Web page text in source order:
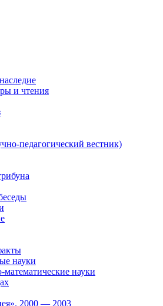
и чтения
педагогический вестник)
науки
математические науки
2000 — 2003